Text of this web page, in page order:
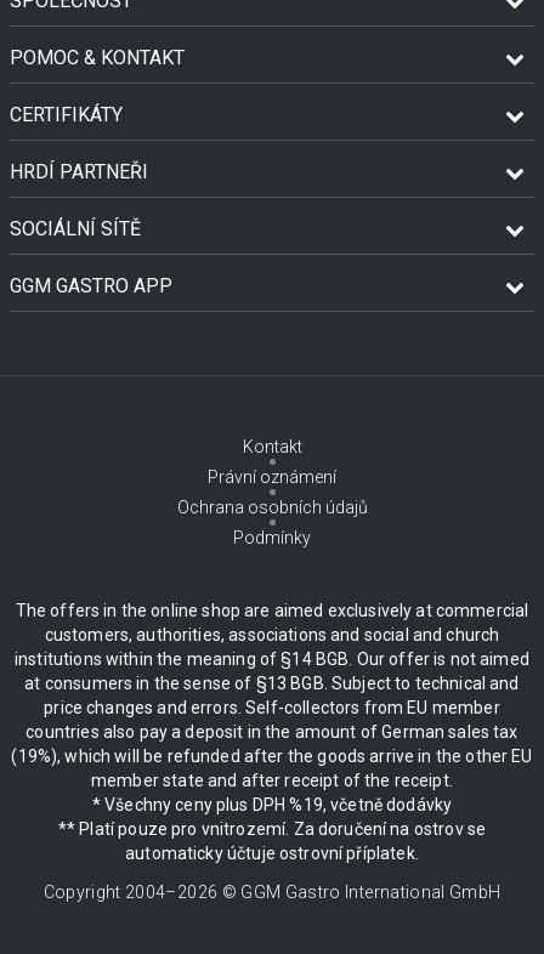
POMOC & KONTAKT
CERTIFIKÁTY
HRDÍ PARTNEŘI
SOCIÁLNÍ SÍTĚ
GGM GASTRO APP
Kontakt
Právní oznámení
Ochrana osobních údajů
Podmínky
The offers in the online shop are aimed exclusively at commercial
customers, authorities, associations and social and church
institutions within the meaning of §14 BGB. Our offer is not aimed
at consumers in the sense of §13 BGB. Subject to technical and
price changes and errors. Self-collectors from EU member
countries also pay a deposit in the amount of German sales tax
(19%), which will be refunded after the goods arrive in the other EU
member state and after receipt of the receipt.
* Všechny ceny plus DPH %19, včetně dodávky
** Platí pouze pro vnitrozemí. Za doručení na ostrov se
automaticky účtuje ostrovní příplatek.
Copyright 2004–2026 © GGM Gastro International GmbH